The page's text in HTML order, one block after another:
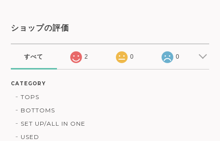
ショップの評価
すべて 2 0 0
CATEGORY
TOPS
BOTTOMS
SET UP/ALL IN ONE
USED